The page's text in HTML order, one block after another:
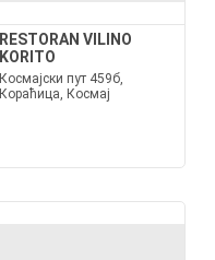
RESTORAN VILINO
KORITO
Космајски пут 459б,
Кораћица, Космај